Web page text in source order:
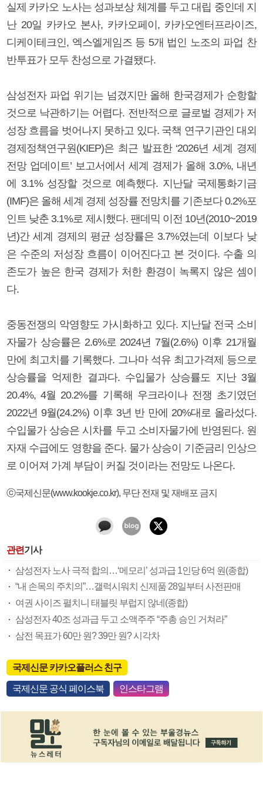
실제 카카오 노사는 성과보상 체계를 두고 대립 중인데 지
난 20일 카카오 본사, 카카오페이, 카카오엔터프라이즈,
디케이테크인, 엑스엘게임즈 등 5개 법인 노조의 파업 찬
반투표가 모두 찬성으로 가결됐다.
삼성전자 파업 위기는 넘겼지만 올해 한국경제가 순항할
것으로 낙관하기는 어렵다. 전반적으로 글로벌 경제가 저
성장 흐름을 벗어나지 못하고 있다. 국책 연구기관인 대외
경제정책연구원(KIEP)은 최근 발표한 ‘2026년 세계 경제
전망 업데이트’ 보고서에서 세계 경제가 올해 3.0%, 내년
에 3.1% 성장할 것으로 예측했다. 지난달 국제통화기금
(IMF)은 올해 세계 경제 성장률 전망치를 기존보다 0.2%포
인트 낮춘 3.1%로 제시했다. 팬데믹 이전 10년(2010~2019
년)간 세계 경제의 평균 성장률은 3.7%였는데 이보다 낮
은 수준의 저성장 흐름이 이어진다고 본 것이다. 수출 의
존도가 높은 한국 경제가 처한 환경이 녹록지 않은 셈이
다.
중동전쟁의 악영향도 가시화하고 있다. 지난달 전국 소비
자물가 상승률은 2.6%로 2024년 7월(2.6%) 이후 21개월
만에 최고치를 기록했다. 그나마 석유 최고가격제 등으로
상승률을 억제한 결과다. 수입물가 상승률도 지난 3월
20.4%, 4월 20.2%를 기록해 우크라이나 전쟁 초기였던
2022년 9월(24.2%) 이후 3년 반 만에 20%대로 올라섰다.
수입물가 상승은 시차를 두고 소비자물가에 반영된다. 원
자재 수급에도 영향을 준다. 물가 상승이 기준금리 인상으
로 이어져 가계 부담이 커질 것이라는 전망도 나온다.
ⓒ국제신문(www.kookje.co.kr), 무단 전재 및 재배포 금지
관련기사
삼성전자 노사 극적 합의…‘메모리’ 성과급 1인당 6억 원(종합)
“내 손목의 주치의”…갤럭시워치 신제품 28일부터 사전판매
여권 사이즈 펼치니 태블릿 부럽지 않네(종합)
삼성전자 40조 성과급 두고 소액주주 “주총 승인 거쳐라”
삼전 목표가 60만 원? 39만 원? 시각차
국제신문 카카오플러스 친구
국제신문 공식 페이스북 인스타그램